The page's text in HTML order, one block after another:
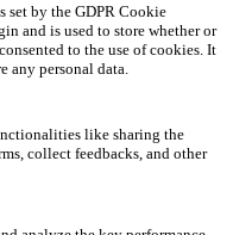
set by the GDPR Cookie
and is used to store whether or
to the use of cookies. It
any personal data.
like sharing the
collect feedbacks, and other